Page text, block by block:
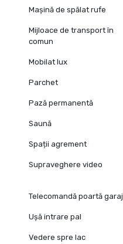
Mașină de spălat rufe
Mijloace de transport în
comun
Mobilat lux
Parchet
Pază permanentă
Saună
Spații agrement
Supraveghere video
Telecomandă poartă garaj
Ușă intrare pal
Vedere spre lac